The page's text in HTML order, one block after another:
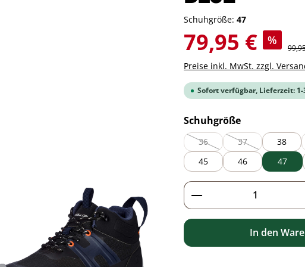
Schuhgröße: 47
Verkaufspreis:
79,95 € %
Preise inkl. MwSt. zzgl.
Sofort verfügbar, Lieferzeit: 1-
Schuhgrößeauswählen
36
(Diese Option ist zurzeit nicht
37
(Diese Option ist
38
45
46 47
Produkt Anzahl:
In den